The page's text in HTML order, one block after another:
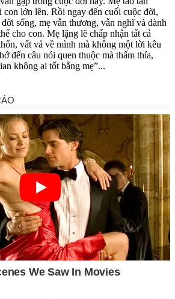
con lớn lên. Rồi ngay đến cuối cuộc đời,
sống, mẹ vẫn thương, vẫn nghĩ và dành
cho con. Mẹ lặng lẽ chấp nhận tất cả
vất vả về mình mà không một lời kêu
đến câu nói quen thuộc mà thấm thía,
không ai tốt bằng mẹ”...